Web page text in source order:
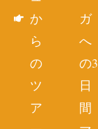
か
ら
の
ツ
ア
ガ
へ
の3
日
間